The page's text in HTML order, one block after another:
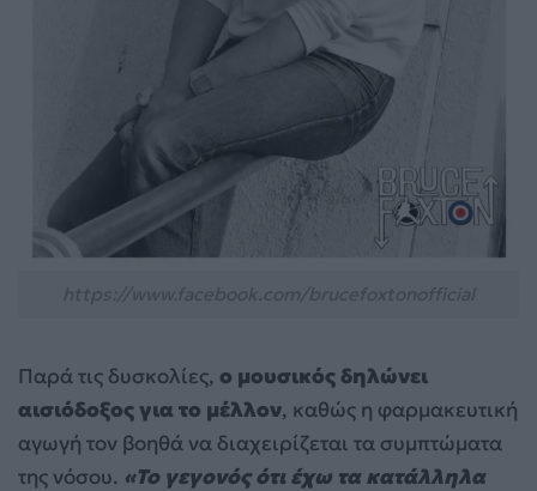
Παρά τις δυσκολίες, ο μουσικός δηλώνει
αισιόδοξος για το μέλλον, καθώς η φαρμακευτική
αγωγή τον βοηθά να διαχειρίζεται τα συμπτώματα
της νόσου. «Το γεγονός ότι έχω τα κατάλληλα